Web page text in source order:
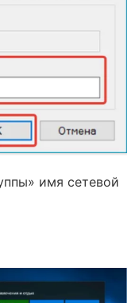
имя сетевой